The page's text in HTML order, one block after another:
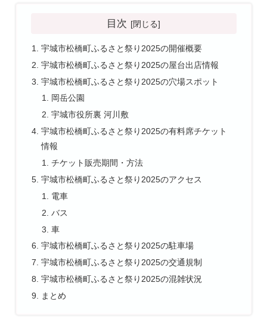
目次
宇城市松橋町ふるさと祭り2025の開催概要
宇城市松橋町ふるさと祭り2025の屋台出店情報
宇城市松橋町ふるさと祭り2025の穴場スポット
岡岳公園
宇城市役所裏 河川敷
宇城市松橋町ふるさと祭り2025の有料席チケット
情報
チケット販売期間・方法
宇城市松橋町ふるさと祭り2025のアクセス
電車
バス
車
宇城市松橋町ふるさと祭り2025の駐車場
宇城市松橋町ふるさと祭り2025の交通規制
宇城市松橋町ふるさと祭り2025の混雑状況
まとめ